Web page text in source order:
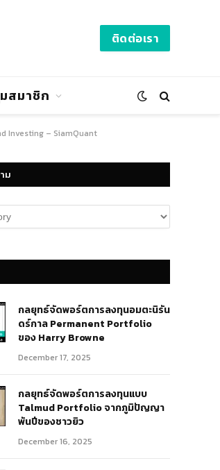
ติดต่อเรา
สมาชิก
Investing – SiamQuant
ม
กลยุทธ์​จัดพอร์ตการลงทุนอมตะนิรัน
ดร์กาล Permanent Portfolio
ของ Harry Browne
December 17, 2025
กลยุทธ์จัดพอร์ตการลงทุนแบบ
Talmud Portfolio จากภูมิปัญญา
พันปีของชาวยิว
December 16, 2025